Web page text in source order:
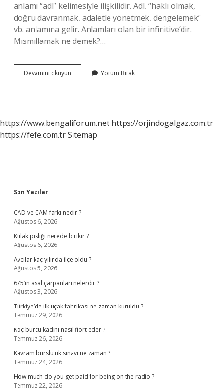
anlamı “adl” kelimesiyle ilişkilidir. Adl, “haklı olmak,
doğru davranmak, adaletle yönetmek, dengelemek”
vb. anlamına gelir. Anlamları olan bir infinitive’dir.
Mısmıllamak ne demek?…
Devamını okuyun
Davranmak
Yorum Bırak
https://www.bengaliforum.net https://orjindogalgaz.com.tr
https://fefe.com.trSitemap
Sidebar
Son Yazılar
CAD ve CAM farkı nedir ?
Ağustos 6, 2026
Kulak pisliği nerede birikir ?
Ağustos 6, 2026
Avcılar kaç yılında ilçe oldu ?
Ağustos 5, 2026
675’in asal çarpanları nelerdir ?
Ağustos 3, 2026
Türkiye’de ilk uçak fabrikası ne zaman kuruldu ?
Temmuz 29, 2026
Koç burcu kadını nasıl flört eder ?
Temmuz 26, 2026
Kavram bursluluk sınavı ne zaman ?
Temmuz 24, 2026
How much do you get paid for being on the radio ?
Temmuz 22, 2026